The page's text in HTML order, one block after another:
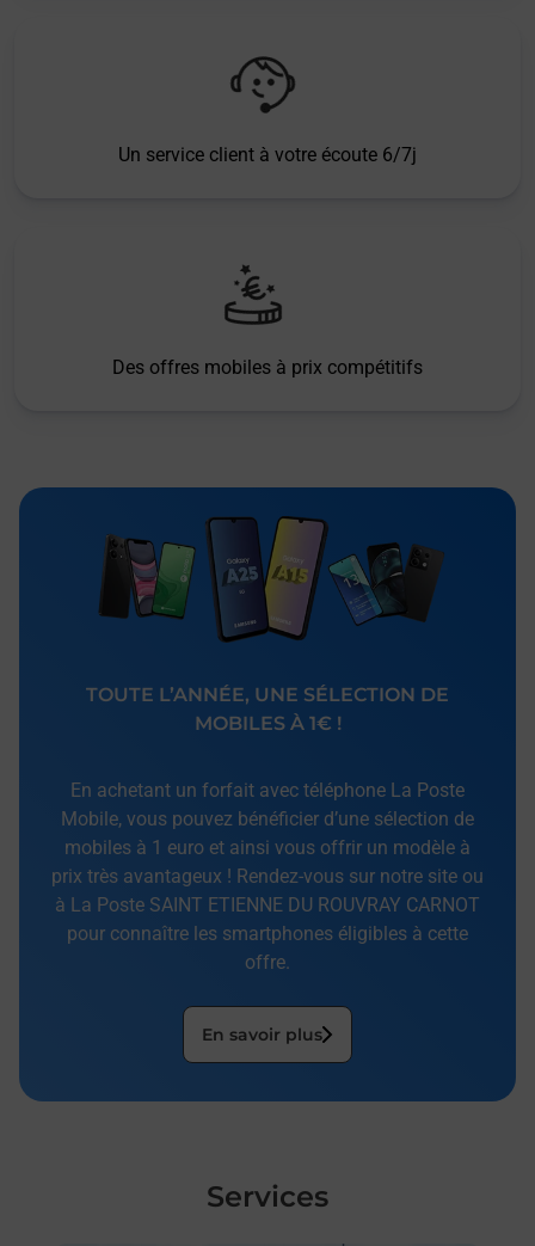
Un service client à votre écoute 6/7j
Des offres mobiles à prix compétitifs
TOUTE L’ANNÉE, UNE SÉLECTION DE
MOBILES À 1€ !
En achetant un forfait avec téléphone La Poste
Mobile, vous pouvez bénéficier d’une sélection de
mobiles à 1 euro et ainsi vous offrir un modèle à
prix très avantageux ! Rendez-vous sur notre site ou
à La Poste SAINT ETIENNE DU ROUVRAY CARNOT
pour connaître les smartphones éligibles à cette
offre.
En savoir plus
Services